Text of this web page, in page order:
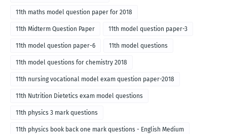
11th maths model question paper for 2018
11th Midterm Question Paper 11th model question paper-3
11th model question paper-6 11th model questions
11th model questions for chemistry 2018
11th nursing vocational model exam question paper-2018
11th Nutrition Dietetics exam model questions
11th physics 3 mark questions
11th physics book back one mark questions - English Medium